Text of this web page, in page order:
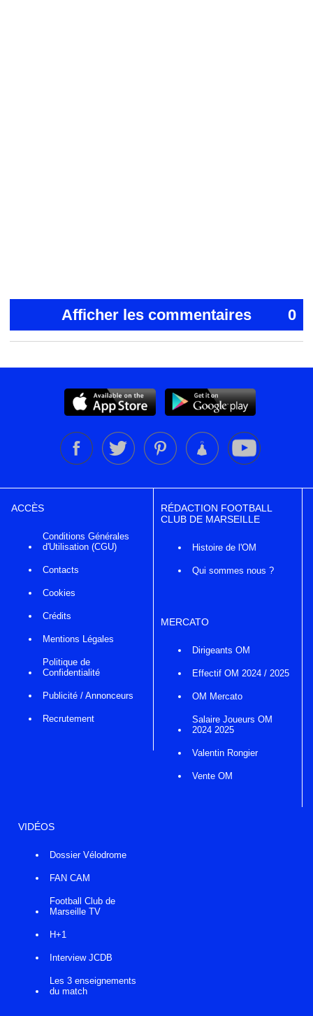
Afficher les commentaires 0
ACCÈS
Conditions Générales
d'Utilisation (CGU)
Contacts
Cookies
Crédits
Mentions Légales
Politique de
Confidentialité
Publicité / Annonceurs
Recrutement
RÉDACTION FOOTBALL
CLUB DE MARSEILLE
Histoire de l'OM
Qui sommes nous ?
MERCATO
Dirigeants OM
Effectif OM 2024 / 2025
OM Mercato
Salaire Joueurs OM
2024 2025
Valentin Rongier
Vente OM
VIDÉOS
Dossier Vélodrome
FAN CAM
Football Club de
Marseille TV
H+1
Interview JCDB
Les 3 enseignements
du match